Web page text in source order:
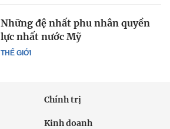
THẾ GIỚI
Những đệ nhất phu nhân quyền
lực nhất nước Mỹ
Chính trị
Kinh doanh